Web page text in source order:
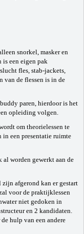
snorkel, masker en
een eigen pak
fles, stab-jackets,
van de flessen is in de
paren, hierdoor is het
opleiding volgen.
om theorielessen te
in een presentatie ruimte
worden gewerkt aan de
zijn afgerond kan er gestart
voor de praktijklessen
niet gedoken in
en 2 kandidaten.
hulp van een andere